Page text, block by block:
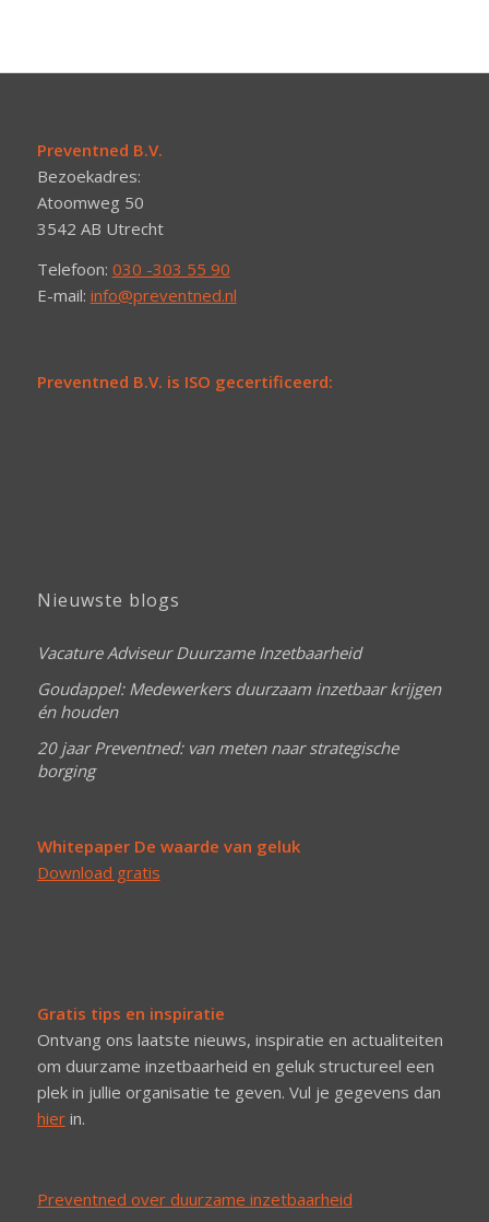
Preventned B.V.
Bezoekadres:
Atoomweg 50
3542 AB Utrecht
Telefoon: 030 -303 55 90
E-mail: info@preventned.nl
Preventned B.V. is ISO gecertificeerd:
Nieuwste blogs
Vacature Adviseur Duurzame Inzetbaarheid
Goudappel: Medewerkers duurzaam inzetbaar krijgen
én houden
20 jaar Preventned: van meten naar strategische
borging
Whitepaper De waarde van geluk
Download gratis
Gratis tips en inspiratie
Ontvang ons laatste nieuws, inspiratie en actualiteiten
om duurzame inzetbaarheid en geluk structureel een
plek in jullie organisatie te geven. Vul je gegevens dan
hierin.
Preventned over duurzame inzetbaarheid